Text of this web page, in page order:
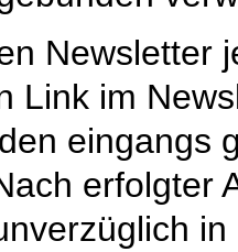
Newsletter
Link im
eingangs
erfolgter